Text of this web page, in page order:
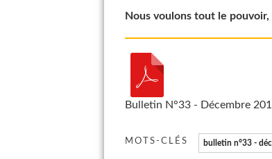
Nous voulons tout le
Bulletin N°33 - Décembre
MOTS-CLÉS bulletin n°33 -